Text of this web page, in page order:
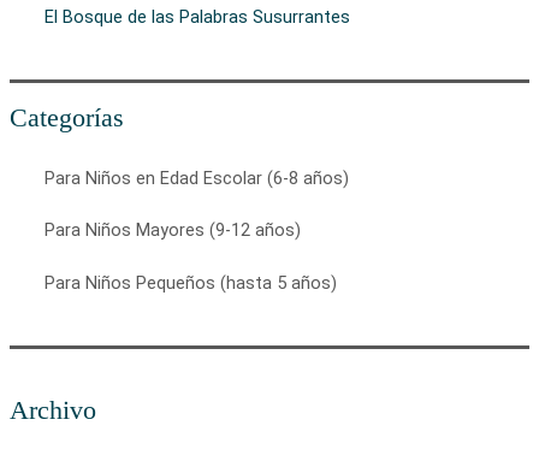
El Bosque de las Palabras Susurrantes
Categorías
Para Niños en Edad Escolar (6-8 años)
Para Niños Mayores (9-12 años)
Para Niños Pequeños (hasta 5 años)
Archivo